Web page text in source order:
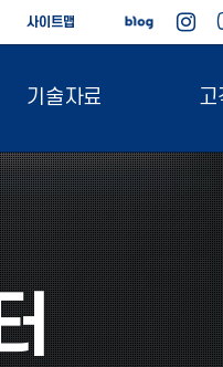
사이트맵
기술자료 고